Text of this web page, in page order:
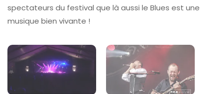
spectateurs du festival que là aussi le Blues est une
musique bien vivante !